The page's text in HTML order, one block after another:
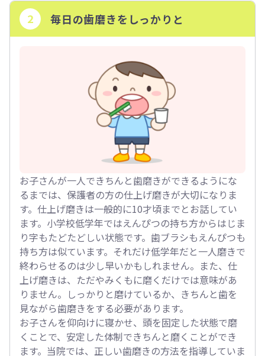
2 毎日の歯磨きをしっかりと
お子さんが一人できちんと歯磨きができるようにな
るまでは、保護者の方の仕上げ磨きが大切になりま
す。仕上げ磨きは一般的に10才頃までとお話してい
ます。小学校低学年ではえんぴつの持ち方からはじま
り字もたどたどしい状態です。歯ブラシもえんぴつも
持ち方は似ています。それだけ低学年だと一人磨きで
終わらせるのは少し早いかもしれません。また、仕
上げ磨きは、ただやみくもに磨くだけでは意味があ
りません。しっかりと磨けているか、きちんと歯を
見ながら歯磨きをする必要があります。
お子さんを仰向けに寝かせ、頭を固定した状態で磨
くことで、安定した体制できちんと磨くことができ
ます。当院では、正しい歯磨きの方法を指導していま